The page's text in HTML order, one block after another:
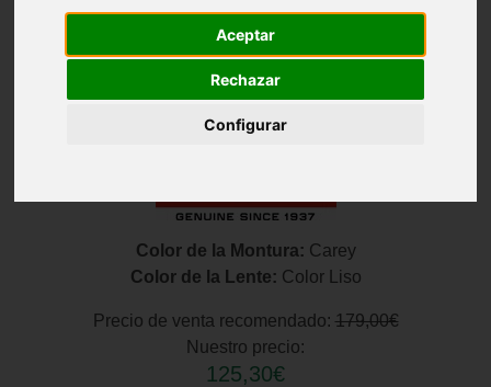
Aceptar
Rechazar
Configurar
Color de la Montura: Carey
Color de la Lente: Color Liso
Precio de venta recomendado: 179,00€
Nuestro precio:
125,30€